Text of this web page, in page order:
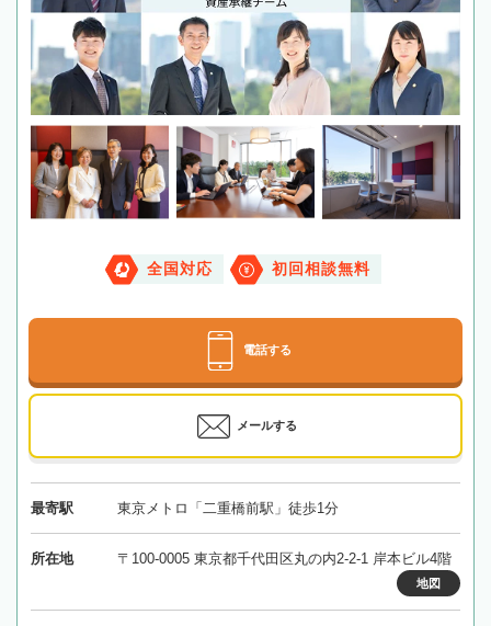
全国対応 初回相談無料
電話する
メールする
最寄駅 東京メトロ「二重橋前駅」徒歩1分
所在地 〒100-0005 東京都千代田区丸の内2-2-1 岸本ビル4階
地図